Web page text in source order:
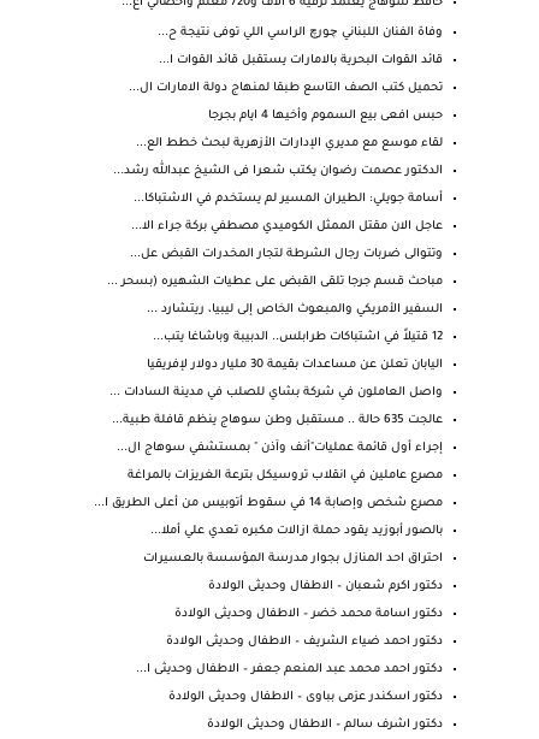
حافظ سوهاج يعتمد ترقية 6 آلاف و720 معلم وأخصائي اع...
وفاة الفنان اللبناني چورچ الراسي اللي توفى نتيجة ح...
قائد القوات البحرية بالامارات يستقبل قائد القوات ا...
تحميل كتب الصف التاسع طبقا لمنهاج دولة الامارات ال...
حبس افعى بيع السموم وأخيها 4 ايام بجرجا
لقاء موسع مع مديري الإدارات الأزهرية لبحث خطط الع...
الدكتور عصمت رضوان يكتب شعرا فى الشيخ عبدالله رشد...
أسامة جويلي: الطيران المسير لم يستخدم في الاشتباكا...
عاجل الان مقتل الممثل الكوميدي مصطفي بركة جراء الا...
وتتوالى ضربات رجال الشرطة لتجار المخدرات القبض عل...
مباحث قسم جرجا تلقى القبض على عطيات الشهيره (بسحر ...
السفير الأمريكي والمبعوث الخاص إلى ليبيا، ريتشارد ...
12 قتيلاً في اشتباكات طرابلس.. الدبيبة وباشاغا يتب...
اليابان تعلن عن مساعدات بقيمة 30 مليار دولار لإفريقيا
واصل العاملون في شركة بشاي للصلب في مدينة السادات ...
عالجت 635 حالة .. مستقبل وطن سوهاج ينظم قافلة طبية...
إجراء أول قائمة عمليات"أنف وآذن " بمستشفي سوهاج ال...
مصرع عاملين في انقلاب تروسيكل بترعة الغريزات بالمراغة
مصرع شخص وإصابة 14 في سقوط أتوبيس من أعلى الطريق ا...
بالصور أبوزيد يقود حملة ازالات مكبره تعدي علي أملا...
احتراق احد المنازل بجوار مدرسة المؤسسة بالعسيرات
دكتور اكرم شعبان – الاطفال وحديثى الولادة
دكتور اسامة محمد خضر – الاطفال وحديثى الولادة
دكتور احمد ضياء الشريف – الاطفال وحديثى الولادة
دكتور احمد محمد عبد المنعم جعفر – الاطفال وحديثى ا...
دكتور اسكندر عزمى بباوى – الاطفال وحديثى الولادة
دكتور اشرف سالم – الاطفال وحديثى الولادة